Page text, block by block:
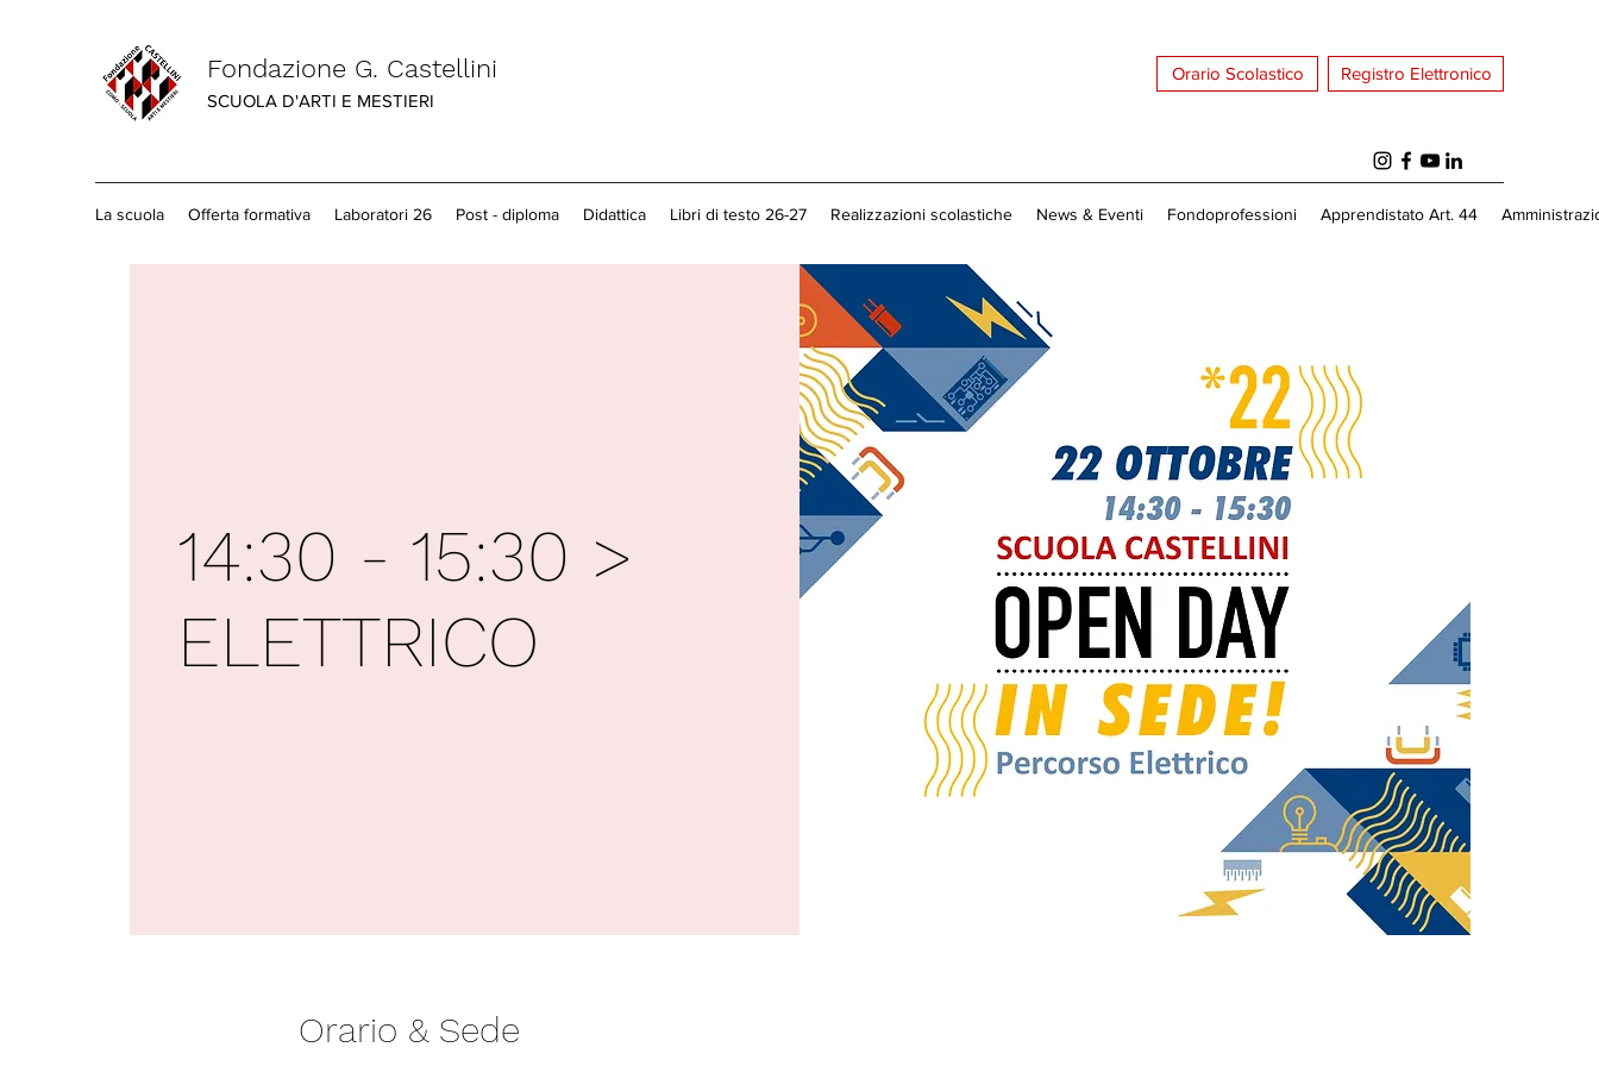
Fondazione G. Castellini
SCUOLA D'ARTI E MESTIERI
Orario Scolastico Registro Elettronico
La scuola Offerta formativa Laboratori 26 Post - diploma Didattica Libri di testo 26-27 Realizzazioni scolastiche News & Eventi Fondoprofessioni Apprendistato Art. 44
14:30 - 15:30 >
ELETTRICO
Orario & Sede